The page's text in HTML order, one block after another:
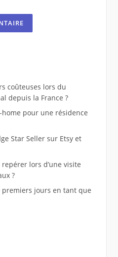
coûteuses lors du
depuis la France ?
pour une résidence
Star Seller sur Etsy et
lors d’une visite
?
premiers jours en tant que